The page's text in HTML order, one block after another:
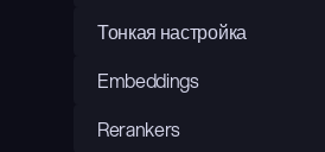
Тонкая настройка
Embeddings
Rerankers